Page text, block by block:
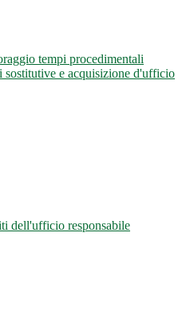
tempi procedimentali
sostitutive e acquisizione d'ufficio
dell'ufficio responsabile